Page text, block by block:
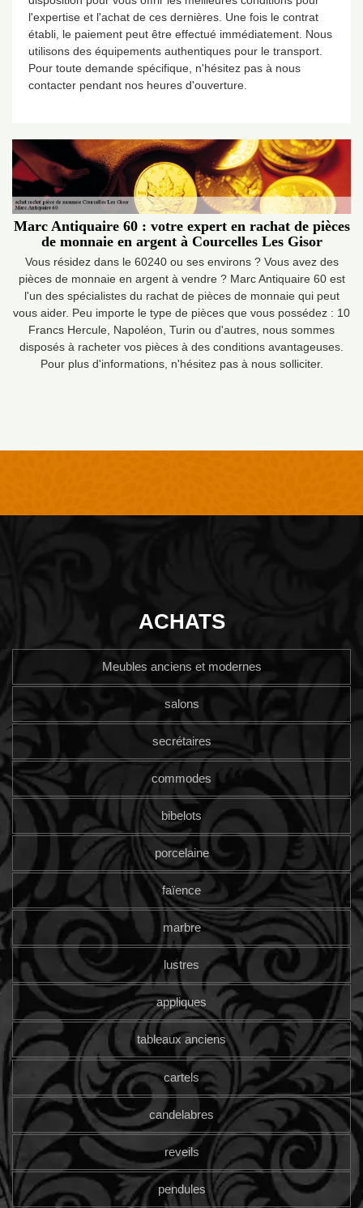
l'expertise et l'achat de ces dernières. Une fois le contrat
établi, le paiement peut être effectué immédiatement. Nous
utilisons des équipements authentiques pour le transport.
Pour toute demande spécifique, n'hésitez pas à nous
contacter pendant nos heures d'ouverture.
Marc Antiquaire 60 : votre expert en rachat de pièces
de monnaie en argent à Courcelles Les Gisor
Vous résidez dans le 60240 ou ses environs ? Vous avez des
pièces de monnaie en argent à vendre ? Marc Antiquaire 60 est
l'un des spécialistes du rachat de pièces de monnaie qui peut
vous aider. Peu importe le type de pièces que vous possédez : 10
Francs Hercule, Napoléon, Turin ou d'autres, nous sommes
disposés à racheter vos pièces à des conditions avantageuses.
Pour plus d'informations, n'hésitez pas à nous solliciter.
ACHATS
Meubles anciens et modernes
salons
secrétaires
commodes
bibelots
porcelaine
faïence
marbre
lustres
appliques
tableaux anciens
cartels
candelabres
reveils
pendules